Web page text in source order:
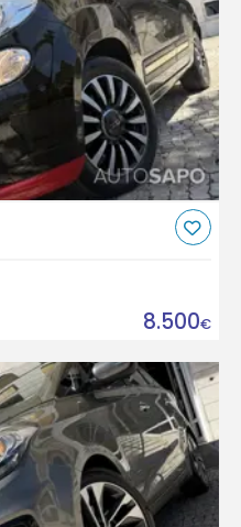
8.500€